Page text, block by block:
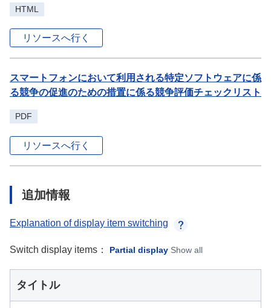
HTML
リソースへ行く
スマートフォンにおいて利用される特定ソフトウェアに係
る競争の促進のための措置に係る競争評価チェックリスト
PDF
リソースへ行く
追加情報
Explanation of display item switching
Switch display items： Partial display Show all
タイトル